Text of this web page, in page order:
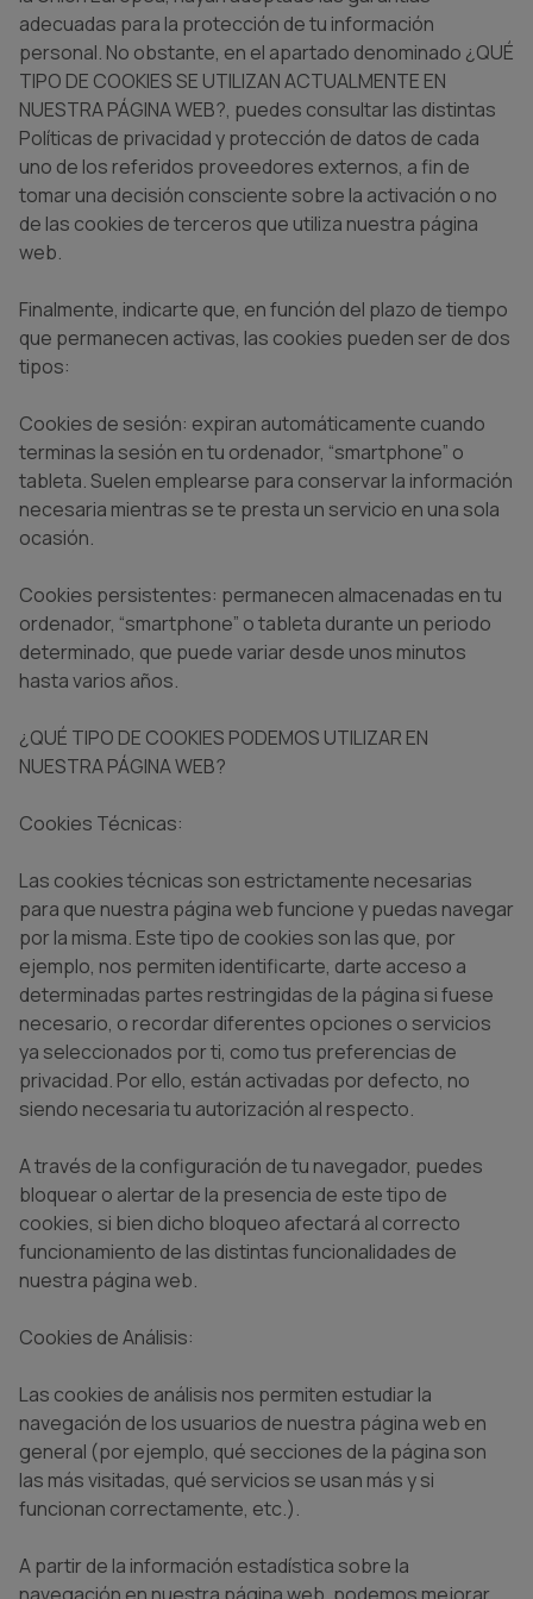
adecuadas para la protección de tu información
personal. No obstante, en el apartado denominado ¿QUÉ
TIPO DE COOKIES SE UTILIZAN ACTUALMENTE EN
NUESTRA PÁGINA WEB?, puedes consultar las distintas
Políticas de privacidad y protección de datos de cada
uno de los referidos proveedores externos, a fin de
tomar una decisión consciente sobre la activación o no
de las cookies de terceros que utiliza nuestra página
web.
Finalmente, indicarte que, en función del plazo de tiempo
que permanecen activas, las cookies pueden ser de dos
tipos:
Cookies de sesión: expiran automáticamente cuando
terminas la sesión en tu ordenador, “smartphone” o
tableta. Suelen emplearse para conservar la información
necesaria mientras se te presta un servicio en una sola
ocasión.
Cookies persistentes: permanecen almacenadas en tu
ordenador, “smartphone” o tableta durante un periodo
determinado, que puede variar desde unos minutos
hasta varios años.
¿QUÉ TIPO DE COOKIES PODEMOS UTILIZAR EN
NUESTRA PÁGINA WEB?
Cookies Técnicas:
Las cookies técnicas son estrictamente necesarias
para que nuestra página web funcione y puedas navegar
por la misma. Este tipo de cookies son las que, por
ejemplo, nos permiten identificarte, darte acceso a
determinadas partes restringidas de la página si fuese
necesario, o recordar diferentes opciones o servicios
ya seleccionados por ti, como tus preferencias de
privacidad. Por ello, están activadas por defecto, no
siendo necesaria tu autorización al respecto.
A través de la configuración de tu navegador, puedes
bloquear o alertar de la presencia de este tipo de
cookies, si bien dicho bloqueo afectará al correcto
funcionamiento de las distintas funcionalidades de
nuestra página web.
Cookies de Análisis:
Las cookies de análisis nos permiten estudiar la
navegación de los usuarios de nuestra página web en
general (por ejemplo, qué secciones de la página son
las más visitadas, qué servicios se usan más y si
funcionan correctamente, etc.).
A partir de la información estadística sobre la